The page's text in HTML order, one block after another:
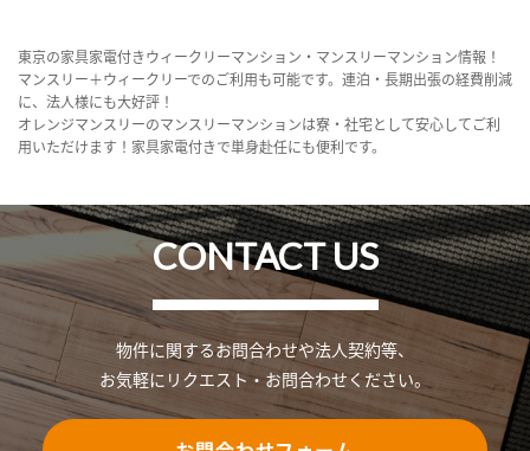
東京の家具家電付きウィークリーマンション・マンスリーマンション情報！
マンスリー＋ウィークリーでのご利用も可能です。連泊・長期出張の経費削減
に、法人様にも大好評！
オレンジマンスリーのマンスリーマンションは寮・社宅として安心してご利
用いただけます！家具家電付きで単身赴任にも便利です。
CONTACT US
物件に関するお問合わせや法人契約等、
お気軽にリクエスト・お問合わせください。